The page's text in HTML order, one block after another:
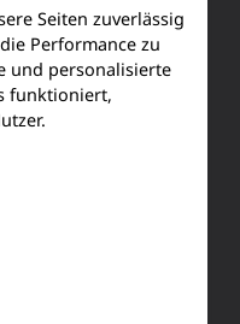
Seiten zuverlässig
Performance zu
und personalisierte
funktioniert,